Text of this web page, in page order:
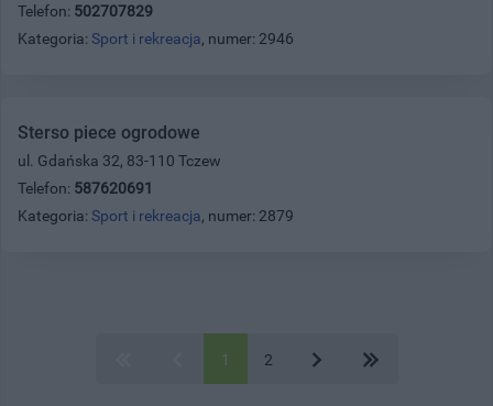
Telefon: 502707829
Kategoria: Sport i rekreacja, numer: 2946
Sterso piece ogrodowe
ul. Gdańska 32, 83-110 Tczew
Telefon: 587620691
Kategoria: Sport i rekreacja, numer: 2879
1 2